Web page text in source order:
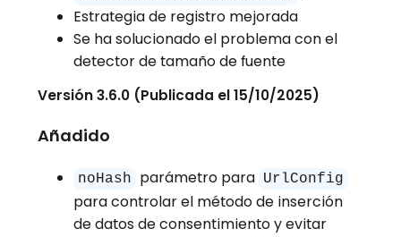
Estrategia de registro mejorada
Se ha solucionado el problema con el
detector de tamaño de fuente
Versión 3.6.0 (Publicada el 15/10/2025)
Añadido
noHash parámetro para UrlConfig
para controlar el método de inserción
de datos de consentimiento y evitar